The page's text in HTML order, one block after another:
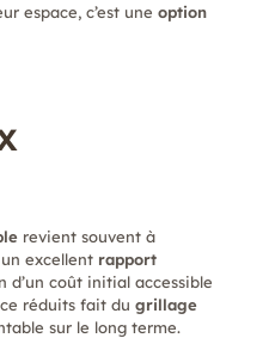
espace, c’est une option
revient souvent à
excellent rapport
d’un coût initial accessible
réduits fait du grillage
sur le long terme.